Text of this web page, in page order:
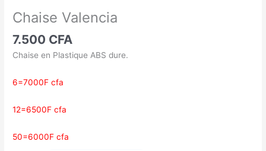
Chaise Valencia
7.500 CFA
Chaise en Plastique ABS dure.
6=7000F cfa
12=6500F cfa
50=6000F cfa